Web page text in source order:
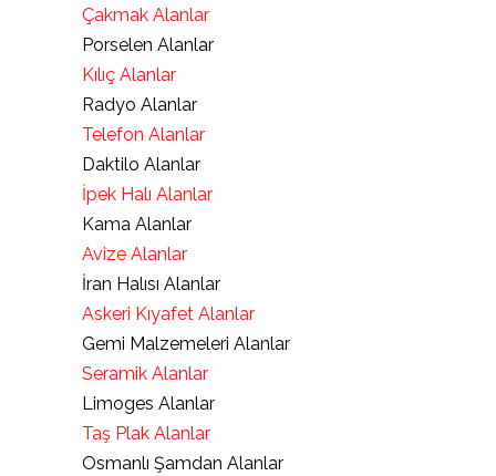
Çakmak Alanlar
Porselen Alanlar
Kılıç Alanlar
Radyo Alanlar
Telefon Alanlar
Daktilo Alanlar
İpek Halı Alanlar
Kama Alanlar
Avize Alanlar
İran Halısı Alanlar
Askeri Kıyafet Alanlar
Gemi Malzemeleri Alanlar
Seramik Alanlar
Limoges Alanlar
Taş Plak Alanlar
Osmanlı Şamdan Alanlar